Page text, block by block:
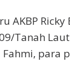
Ricky
Tanah
para